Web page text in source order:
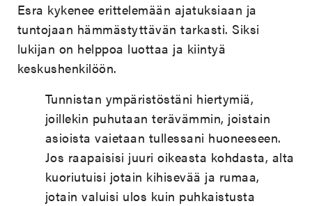
Esra kykenee erittelemään ajatuksiaan ja
tuntojaan hämmästyttävän tarkasti. Siksi
lukijan on helppoa luottaa ja kiintyä
keskushenkilöön.
Tunnistan ympäristöstäni hiertymiä,
joillekin puhutaan terävämmin, joistain
asioista vaietaan tullessani huoneeseen.
Jos raapaisisi juuri oikeasta kohdasta, alta
kuoriutuisi jotain kihisevää ja rumaa,
jotain valuisi ulos kuin puhkaistusta